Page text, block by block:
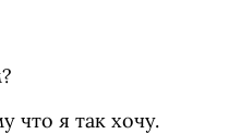
что я так хочу.